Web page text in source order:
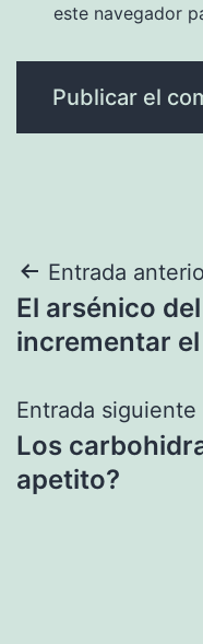
este navegador
de
Entrada
El arsénico
incrementar
Entrada siguiente
Los
apetito?